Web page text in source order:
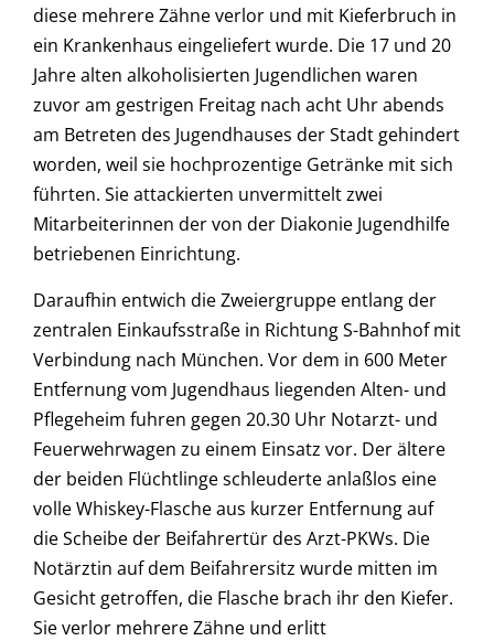
diese mehrere Zähne verlor und mit Kieferbruch in
ein Krankenhaus eingeliefert wurde. Die 17 und 20
Jahre alten alkoholisierten Jugendlichen waren
zuvor am gestrigen Freitag nach acht Uhr abends
am Betreten des Jugendhauses der Stadt gehindert
worden, weil sie hochprozentige Getränke mit sich
führten. Sie attackierten unvermittelt zwei
Mitarbeiterinnen der von der Diakonie Jugendhilfe
betriebenen Einrichtung.
Daraufhin entwich die Zweiergruppe entlang der
zentralen Einkaufsstraße in Richtung S-Bahnhof mit
Verbindung nach München. Vor dem in 600 Meter
Entfernung vom Jugendhaus liegenden Alten- und
Pflegeheim fuhren gegen 20.30 Uhr Notarzt- und
Feuerwehrwagen zu einem Einsatz vor. Der ältere
der beiden Flüchtlinge schleuderte anlaßlos eine
volle Whiskey-Flasche aus kurzer Entfernung auf
die Scheibe der Beifahrertür des Arzt-PKWs. Die
Notärztin auf dem Beifahrersitz wurde mitten im
Gesicht getroffen, die Flasche brach ihr den Kiefer.
Sie verlor mehrere Zähne und erlitt